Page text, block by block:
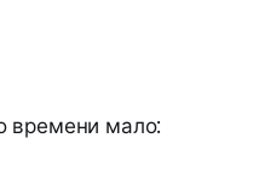
времени мало: